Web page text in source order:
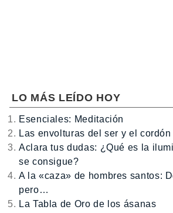
LO MÁS LEÍDO HOY
Esenciales: Meditación
Las envolturas del ser y el
Aclara tus dudas: ¿Qué es la
se consigue?
A la «caza» de hombres santos:
pero…
La Tabla de Oro de los ásanas